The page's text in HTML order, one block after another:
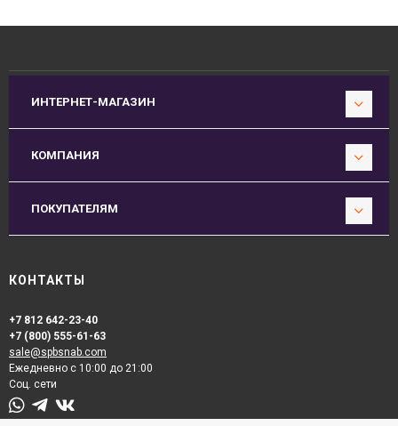
ИНТЕРНЕТ-МАГАЗИН
КОМПАНИЯ
ПОКУПАТЕЛЯМ
КОНТАКТЫ
+7 812 642-23-40
+7 (800) 555-61-63
sale@spbsnab.com
Ежедневно с 10:00 до 21:00
Соц. сети